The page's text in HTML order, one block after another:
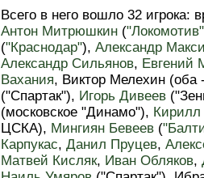
Всего в него вошло 32 игрока:
Антон Митрюшкин ("Локомотив"
("Краснодар"), Александр
Александр Сильянов, Евгений
Вахания, Виктор Мелехин (оба
("Спартак"), Игорь Дивеев
(московское "Динамо"),
ЦСКА), Мингиян Бевеев (
Карпукас, Данил Пруцев,
Матвей Кисляк, Иван Обляков,